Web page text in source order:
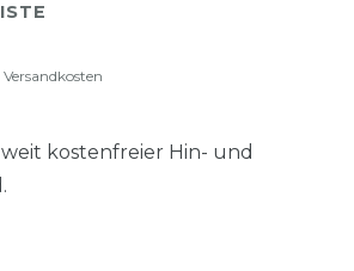
Versandkosten
kostenfreier Hin- und